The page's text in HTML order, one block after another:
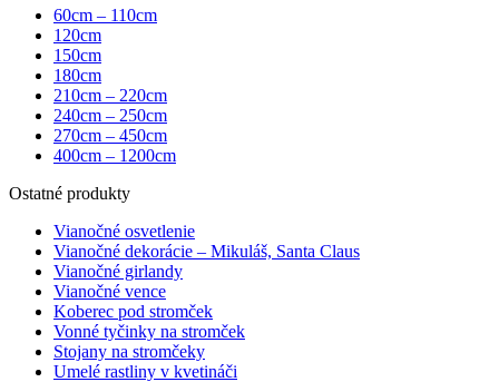
60cm – 110cm
120cm
150cm
180cm
210cm – 220cm
240cm – 250cm
270cm – 450cm
400cm – 1200cm
Ostatné produkty
Vianočné osvetlenie
Vianočné dekorácie – Mikuláš, Santa Claus
Vianočné girlandy
Vianočné vence
Koberec pod stromček
Vonné tyčinky na stromček
Stojany na stromčeky
Umelé rastliny v kvetináči